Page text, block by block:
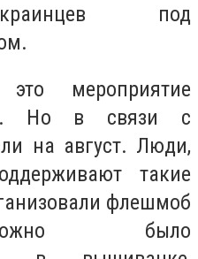
под
мероприятие
Но в связи с
на август. Люди,
такие
флешмоб
было